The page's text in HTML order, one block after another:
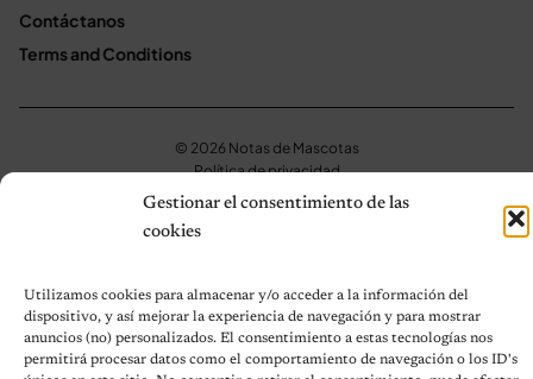
Gestionar el consentimiento de las
cookies
Utilizamos cookies para almacenar y/o acceder a la información del
dispositivo, y así mejorar la experiencia de navegación y para mostrar
anuncios (no) personalizados. El consentimiento a estas tecnologías nos
permitirá procesar datos como el comportamiento de navegación o los ID's
Contáctanos
Terms and Conditions
© 2026 Notas de Mascotas
Política de privacidad